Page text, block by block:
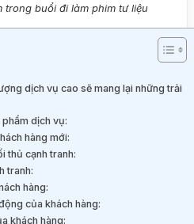
trong buổi đi làm phim tư liệu
dịch vụ cao sẽ mang lại những trải
dịch vụ:
hàng mới:
thủ cạnh tranh:
tranh:
hàng:
của khách hàng:
khách hàng: